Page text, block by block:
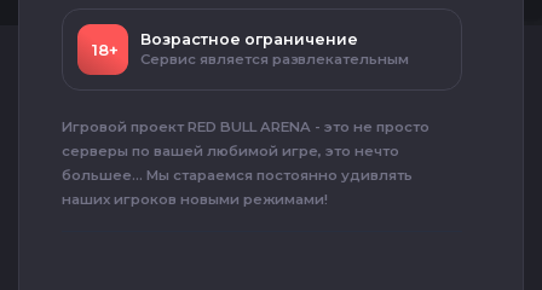
18+
Возрастное ограничение
Сервис является развлекательным
Игровой проект RED BULL ARENA - это не просто
серверы по вашей любимой игре, это нечто
большее... Мы стараемся постоянно удивлять
наших игроков новыми режимами!